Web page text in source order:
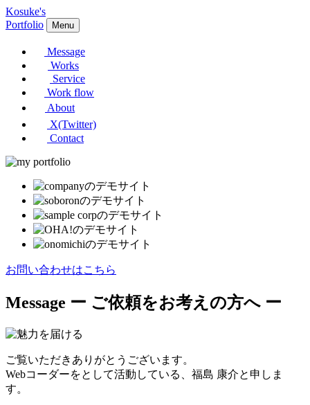
Kosuke's
Portfolio
Menu
Message
Works
Service
Work flow
About
X(Twitter)
Contact
お問い合わせはこちら
Message ー ご依頼をお考えの方へ ー
ご覧いただきありがとうございます。
Webコーダーをとして活動している、福島 康介と申しま
す。